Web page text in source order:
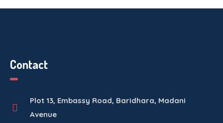
Contact
Plot 13, Embassy Road, Baridhara, Madani
Avenue